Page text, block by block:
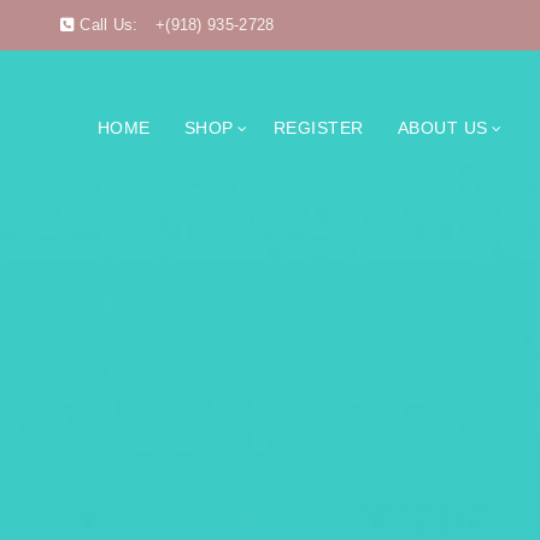
Call Us: +(918) 935-2728
HOME SHOP REGISTER ABOUT US